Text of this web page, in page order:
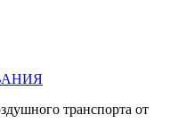
транспорта от